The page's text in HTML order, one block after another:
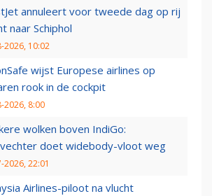
annuleert voor tweede dag op rij
naar Schiphol
2026, 10:02
wijst Europese airlines op
rook in de cockpit
2026, 8:00
wolken boven IndiGo:
doet widebody-vloot weg
2026, 22:01
Airlines-piloot na vlucht